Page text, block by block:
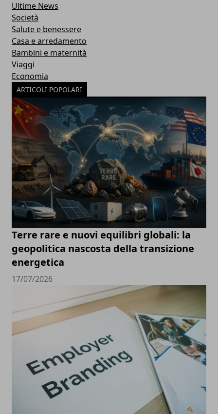
Ultime News
Società
Salute e benessere
Casa e arredamento
Bambini e maternità
Viaggi
Economia
ARTICOLI POPOLARI
Terre rare e nuovi equilibri globali: la
geopolitica nascosta della transizione
energetica
17/07/2026